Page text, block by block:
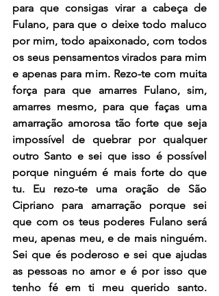
para que consigas virar a cabeça de
Fulano, para que o deixe todo maluco
por mim, todo apaixonado, com todos
os seus pensamentos virados para mim
e apenas para mim. Rezo-te com muita
força para que amarres Fulano, sim,
amarres mesmo, para que faças uma
amarração amorosa tão forte que seja
impossível de quebrar por qualquer
outro Santo e sei que isso é possível
porque ninguém é mais forte do que
tu. Eu rezo-te uma oração de São
Cipriano para amarração porque sei
que com os teus poderes Fulano será
meu, apenas meu, e de mais ninguém.
Sei que és poderoso e sei que ajudas
as pessoas no amor e é por isso que
tenho fé em ti meu querido santo.